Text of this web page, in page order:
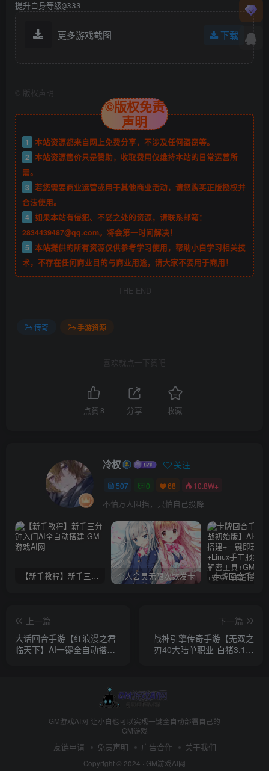
提升自身等级@333
更多游戏截图 下载
版权声明
©版权免责
声明
1
本站资源都来自网上免费分享，不涉及任何盗窃等。
2 本站资源售价只是赞助，收取费用仅维持本站的日常运营所
需。
3 若您需要商业运营或用于其他商业活动，请您购买正版授权并
合法使用。
4 如果本站有侵犯、不妥之处的资源，请联系邮箱：
2834439487@qq.com。将会第一时间解决！
5 本站提供的所有资源仅供参考学习使用，帮助小白学习相关技
术，不存在任何商业目的与商业用途，请大家不要用于商用！
THE END
传奇 手游资源
喜欢就点一下赞吧
点赞 8 分享 收藏
冷权 关注
507 0 68 10.8W+
不怕万人阻挡，只怕自己投降
【新手教程】新手三分钟入门AI全自动搭建 个人会员无限次数发卡
上一篇
大话回合手游【红浪漫之君
临天下】AI一键全自动搭建
下一篇
战神引擎传奇手游【无双之
刃40大陆单职业-白猪3.1】
GM游戏AI网-让小白也可以实现一键全自动部署自己的
GM游戏
友链申请 免责声明 广告合作 关于我们
Copyright © 2024 · GM游戏AI网